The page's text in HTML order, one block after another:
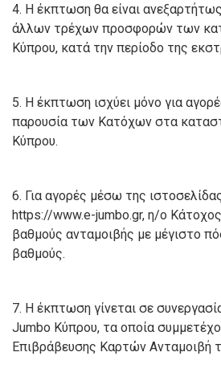
4. Η έκπτωση θα είναι
άλλων τρέχων προσφορών των
Κύπρου, κατά την περίοδο της
5. Η έκπτωση ισχύει μόνο για
παρουσία των Κατόχων στα
Κύπρου.
6. Για αγορές μέσω της
https://www.e-jumbo.gr, η/ο
βαθμούς ανταμοιβής με μέγιστο
βαθμούς.
7. Η έκπτωση γίνεται σε
Jumbo Κύπρου, τα οποία
Επιβράβευσης Καρτών Ανταμοιβή